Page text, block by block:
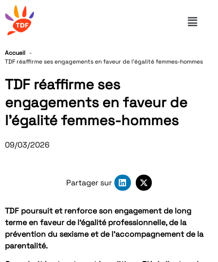
Accueil
TDF réaffirme ses engagements en faveur de l’égalité femmes-hommes
TDF réaffirme ses
engagements en faveur de
l’égalité femmes-hommes
09/03/2026
Partager sur
TDF poursuit et renforce son engagement de long
terme en faveur de l’égalité professionnelle, de la
prévention du sexisme et de l’accompagnement de la
parentalité.